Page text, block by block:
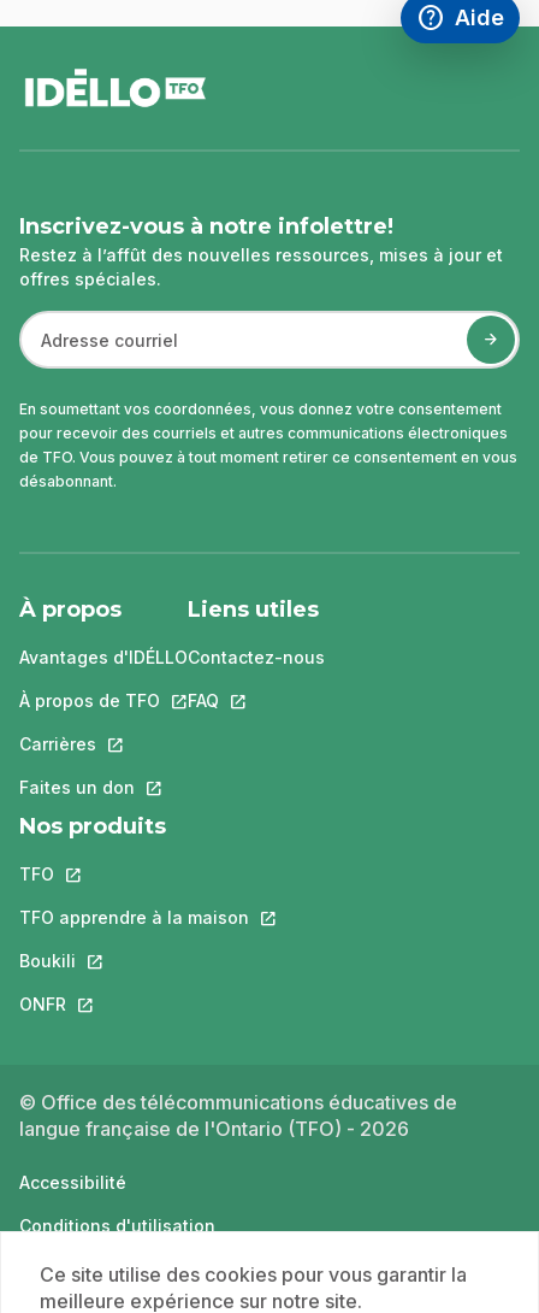
help
Accéder à
Aide
,Ce lien
de
page
Inscrivez-vous à notre infolettre!
Restez à l’affût des nouvelles ressources, mises à jour et
offres spéciales.
En soumettant vos coordonnées, vous donnez votre consentement
pour recevoir des courriels et autres communications électroniques
de TFO. Vous pouvez à tout moment retirer ce consentement en vous
désabonnant.
À propos
Avantages d'IDÉLLO
À propos de TFO Ce lien s'ouvrira dans un nouvel onglet.
Carrières Ce lien s'ouvrira dans un nouvel onglet.
Faites un don Ce lien s'ouvrira dans un nouvel onglet.
Liens utiles
Contactez-nous
FAQ Ce lien s'ouvrira dans un nouvel
Nos produits
TFO Ce lien s'ouvrira dans un nouvel onglet.
TFO apprendre à la maison Ce lien s'ouvrira dans un nouvel
Boukili Ce lien s'ouvrira dans un nouvel onglet.
ONFR Ce lien s'ouvrira dans un nouvel onglet.
© Office des télécommunications éducatives de
langue française de l'Ontario (TFO) - 2026
Accessibilité
Conditions d'utilisation
Politique de confidentialité
Ce site utilise des cookies pour vous garantir la
meilleure expérience sur notre site.